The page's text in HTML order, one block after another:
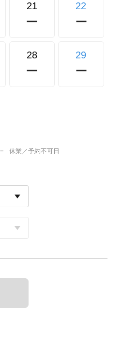
21 22
28 29
休業／予約不可日